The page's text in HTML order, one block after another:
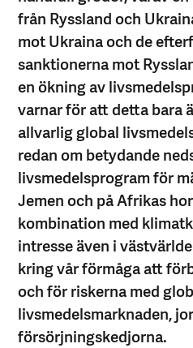
från Ryssland och
mot Ukraina och de
sanktionerna mot
en ökning av
varnar för att detta bara
allvarlig global
redan om betydande
livsmedelsprogram för
Jemen och på Afrikas
kombination med
intresse även i
kring vår förmåga att
och för riskerna med
livsmedelsmarknaden,
försörjningskedjorna.